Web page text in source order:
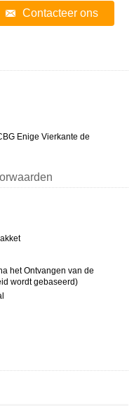
Contacteer ons
Enige Vierkante de
het Ontvangen van de
wordt gebaseerd)